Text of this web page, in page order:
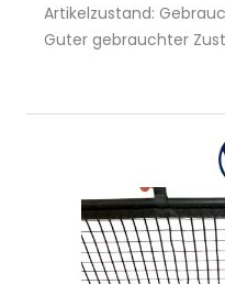
Artikelzustand:
Guter gebrauchter